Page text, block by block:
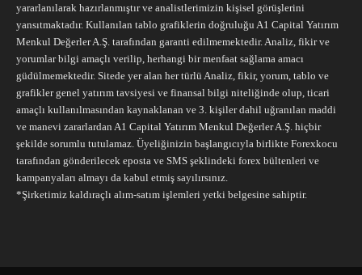
yararlanılarak hazırlanmıştır ve analistlerimizin kişisel görüşlerini
yansıtmaktadır. Kullanılan tablo grafiklerin doğruluğu A1 Capital Yatırım
Menkul Değerler A.Ş. tarafından garanti edilmemektedir. Analiz, fikir ve
yorumlar bilgi amaçlı verilip, herhangi bir menfaat sağlama amacı
güdülmemektedir. Sitede yer alan her türlü Analiz, fikir, yorum, tablo ve
grafikler genel yatırım tavsiyesi ve finansal bilgi niteliğinde olup, ticari
amaçlı kullanılmasından kaynaklanan ve 3. kişiler dahil uğranılan maddi
ve manevi zararlardan A1 Capital Yatırım Menkul Değerler A.Ş. hiçbir
şekilde sorumlu tutulamaz. Üyeliğinizin başlangıcıyla birlikte Forexkocu
tarafından gönderilecek eposta ve SMS şeklindeki forex bültenleri ve
kampanyaları almayı da kabul etmiş sayılırsınız.
*Şirketimiz kaldıraçlı alım-satım işlemleri yetki belgesine sahiptir.